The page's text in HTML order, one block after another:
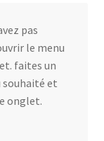
pas
le menu
faites un
souhaité et
onglet.